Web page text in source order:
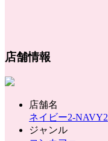
店舗情報
店舗名
ネイビー2-NAVY2
ジャンル